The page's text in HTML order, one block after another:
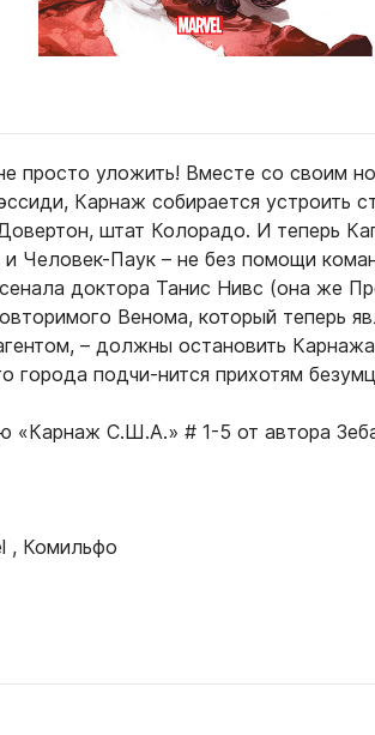
просто уложить! Вместе со своим
Карнаж собирается устроить
штат Колорадо. И теперь
Человек-Паук – не без помощи
доктора Танис Нивс (она же
Венома, который теперь
– должны остановить
города подчи-нится прихотям
«Карнаж С.Ш.А.» # 1-5 от автора
, Комильфо